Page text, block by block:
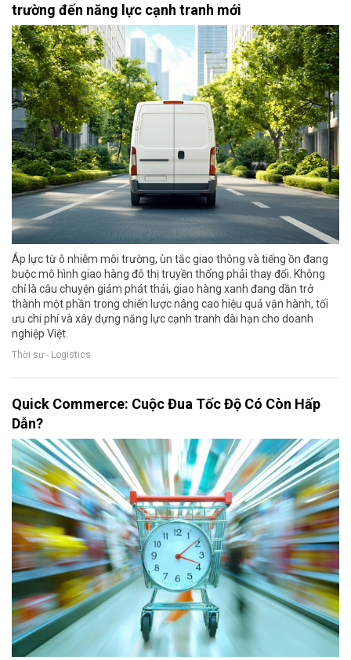
trường đến năng lực cạnh tranh mới
Áp lực từ ô nhiễm môi trường, ùn tắc giao thông và tiếng ồn đang
buộc mô hình giao hàng đô thị truyền thống phải thay đổi. Không
chỉ là câu chuyện giảm phát thải, giao hàng xanh đang dần trở
thành một phần trong chiến lược nâng cao hiệu quả vận hành, tối
ưu chi phí và xây dựng năng lực cạnh tranh dài hạn cho doanh
nghiệp Việt.
Thời sự - Logistics
Quick Commerce: Cuộc Đua Tốc Độ Có Còn Hấp
Dẫn?